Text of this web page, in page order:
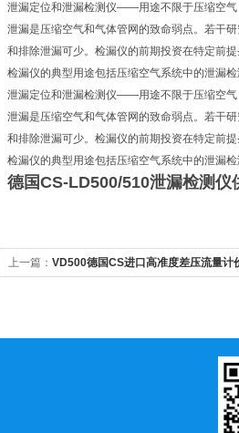
泄漏定位和泄漏检测仪——用途不限于压缩空气
泄漏是压缩空气和气体管网的致命弱点。若干
和排除泄漏可少。检漏仪的前期投资在特定前
检漏仪的典型用途包括压缩空气系统中的泄漏
泄漏定位和泄漏检测仪——用途不限于压缩空气
泄漏是压缩空气和气体管网的致命弱点。若干
和排除泄漏可少。检漏仪的前期投资在特定前
检漏仪的典型用途包括压缩空气系统中的泄漏
德国CS-LD500/510泄漏检测仪
上一篇： VD500德国CS进口高准度差压流量计